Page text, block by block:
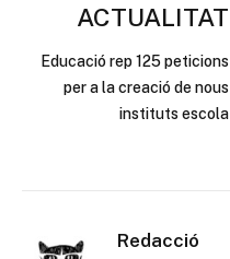
ACTUALITAT
Educació rep 125 peticions
per a la creació de nous
instituts escola
Redacció